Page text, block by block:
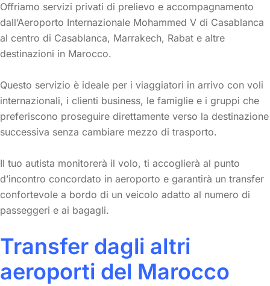
Offriamo servizi privati di prelievo e accompagnamento
dall’Aeroporto Internazionale Mohammed V di Casablanca
al centro di Casablanca, Marrakech, Rabat e altre
destinazioni in Marocco.
Questo servizio è ideale per i viaggiatori in arrivo con voli
internazionali, i clienti business, le famiglie e i gruppi che
preferiscono proseguire direttamente verso la destinazione
successiva senza cambiare mezzo di trasporto.
Il tuo autista monitorerà il volo, ti accoglierà al punto
d’incontro concordato in aeroporto e garantirà un transfer
confortevole a bordo di un veicolo adatto al numero di
passeggeri e ai bagagli.
Transfer dagli altri
aeroporti del Marocco